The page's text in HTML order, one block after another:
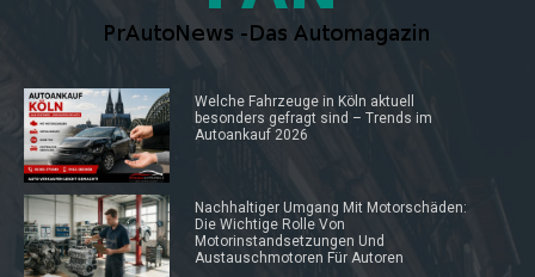
Welche Fahrzeuge in Köln aktuell
besonders gefragt sind – Trends im
Autoankauf 2026
Nachhaltiger Umgang Mit Motorschäden:
Die Wichtige Rolle Von
Motorinstandsetzungen Und
Austauschmotoren Für Autoren